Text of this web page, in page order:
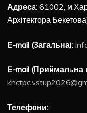
Адреса: 61002,
Архітектора Бекетова)
E-mail (Загальна):
E-mail (Приймальна
Телефони: